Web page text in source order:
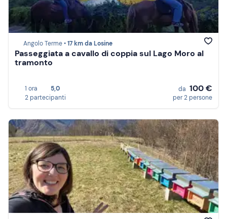
Angolo Terme •17 km da Losine
Passeggiata a cavallo di coppia sul Lago Moro al
tramonto
1 ora
5,0
2 partecipanti
da 100 €
per 2 persone